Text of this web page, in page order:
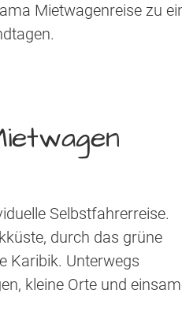
Mietwagenreise zu
Selbstfahrerreise.
durch das grüne
Karibik. Unterwegs
kleine Orte und